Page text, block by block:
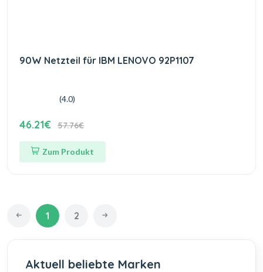
90W Netzteil für IBM LENOVO 92P1107
(4.0)
46.21€ 57.76€
Zum Produkt
1 2
Aktuell beliebte Marken